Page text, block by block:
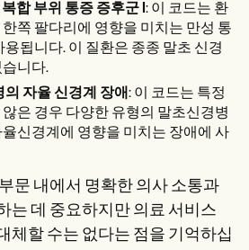
합 부위 통증 증후군 I : 이 코드는 환
쪽 팔다리에 영향을 미치는 만성 통
용됩니다. 이 질환은 종종 말초 신경
니다.
자율 신경계 장애: 이 코드는 특정
은 경우 다양한 유형의 말초신경병
신경계에 영향을 미치는 장애에 사
문 내에서 명확한 의사 소통과
는 데 중요하지만 의료 서비스
체할 수는 없다는 점을 기억하십